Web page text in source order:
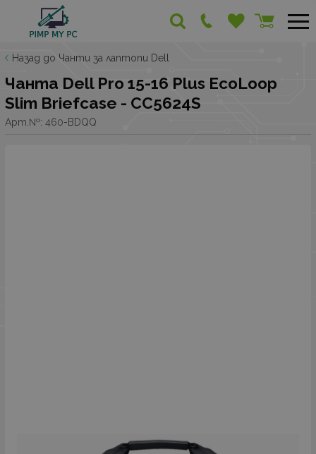
Назад до Чанти за лаптопи Dell
Чанта Dell Pro 15-16 Plus EcoLoop
Slim Briefcase - CC5624S
Арт.№: 460-BDQQ